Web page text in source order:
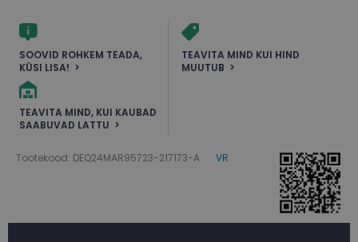
SOOVID ROHKEM TEADA,
KÜSI LISA!
TEAVITA MIND KUI HIND
MUUTUB
TEAVITA MIND, KUI KAUBAD
SAABUVAD LATTU
Tootekood: DEQ24MAR95723-217173-A VR